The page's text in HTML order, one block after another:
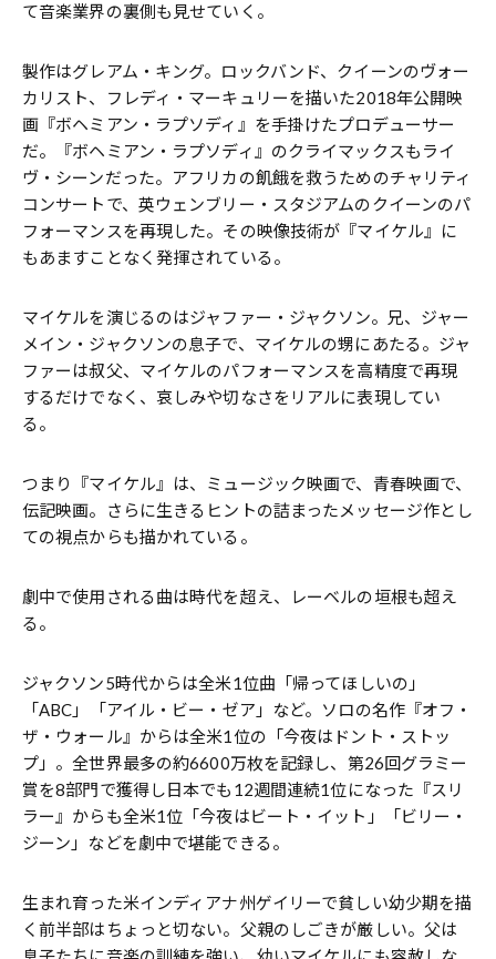
て音楽業界の裏側も見せていく。
製作はグレアム・キング。ロックバンド、クイーンのヴォー
カリスト、フレディ・マーキュリーを描いた2018年公開映
画『ボヘミアン・ラプソディ』を手掛けたプロデューサー
だ。『ボヘミアン・ラプソディ』のクライマックスもライ
ヴ・シーンだった。アフリカの飢餓を救うためのチャリティ
コンサートで、英ウェンブリー・スタジアムのクイーンのパ
フォーマンスを再現した。その映像技術が『マイケル』に
もあますことなく発揮されている。
マイケルを演じるのはジャファー・ジャクソン。兄、ジャー
メイン・ジャクソンの息子で、マイケルの甥にあたる。ジャ
ファーは叔父、マイケルのパフォーマンスを高精度で再現
するだけでなく、哀しみや切なさをリアルに表現してい
る。
つまり『マイケル』は、ミュージック映画で、青春映画で、
伝記映画。さらに生きるヒントの詰まったメッセージ作とし
ての視点からも描かれている。
劇中で使用される曲は時代を超え、レーベルの垣根も超え
る。
ジャクソン5時代からは全米1位曲「帰ってほしいの」
「ABC」「アイル・ビー・ゼア」など。ソロの名作『オフ・
ザ・ウォール』からは全米1位の「今夜はドント・ストッ
プ」。全世界最多の約6600万枚を記録し、第26回グラミー
賞を8部門で獲得し日本でも12週間連続1位になった『スリ
ラー』からも全米1位「今夜はビート・イット」「ビリー・
ジーン」などを劇中で堪能できる。
生まれ育った米インディアナ州ゲイリーで貧しい幼少期を描
く前半部はちょっと切ない。父親のしごきが厳しい。父は